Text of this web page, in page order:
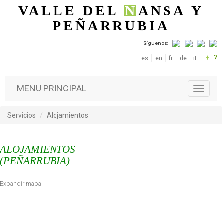
Pasar al contenido principal
VALLE DELNANSA Y
PEÑARRUBIA
Síguenos:
es en fr de it + ?
T
o
MENU PRINCIPAL
Servicios Alojamientos
ALOJAMIENTOS
(PEÑARRUBIA)
Expandir mapa